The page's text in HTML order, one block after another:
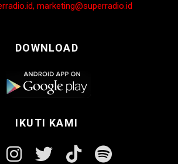
marketing@superradio.id
DOWNLOAD
IKUTI KAMI